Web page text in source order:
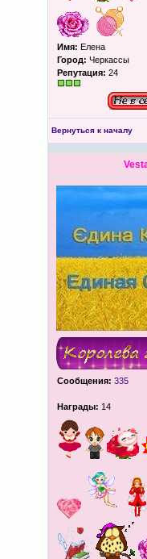
Имя: Елена
Город: Черкассы
Репутация: 24
Вернуться к началу
Сообщения: 335
Награды: 14